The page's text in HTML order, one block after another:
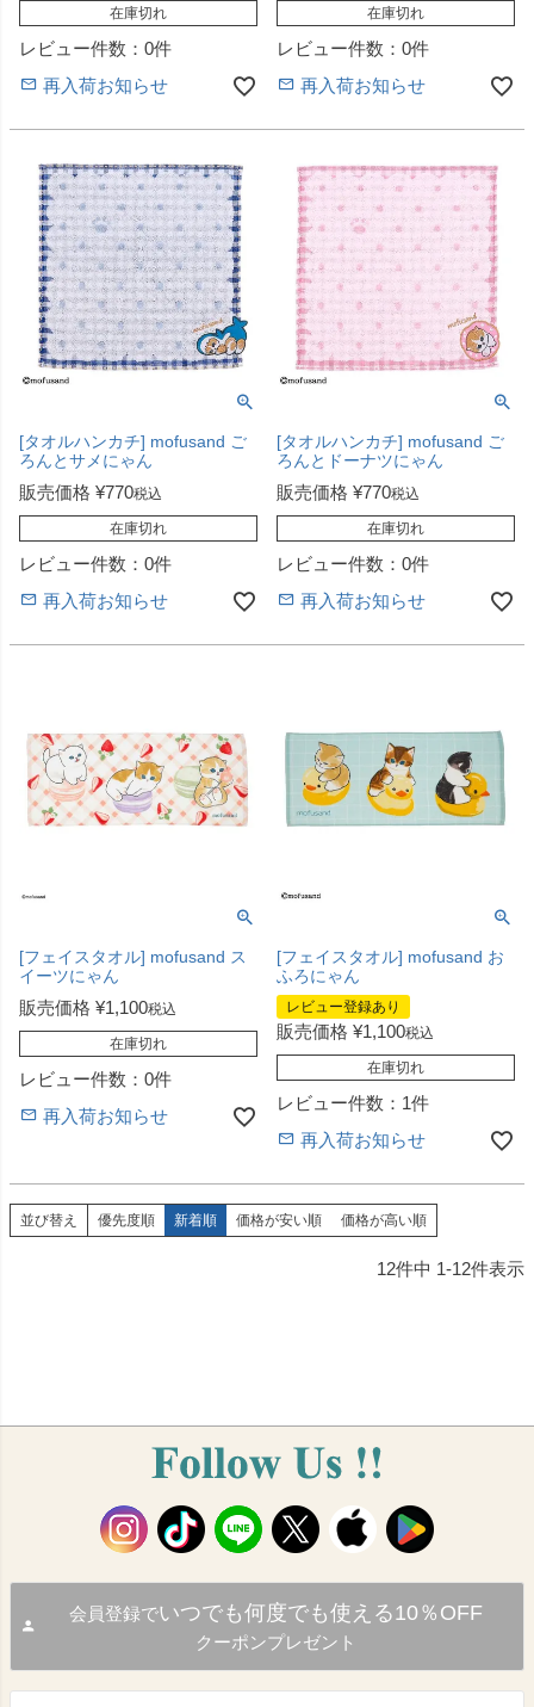
在庫切れ
レビュー件数：0件
再入荷お知らせ
在庫切れ
レビュー件数：0件
再入荷お知らせ
[タオルハンカチ] mofusand ご
ろんとサメにゃん
販売価格 ¥770税込
在庫切れ
レビュー件数：0件
再入荷お知らせ
[タオルハンカチ] mofusand ご
ろんとドーナツにゃん
販売価格 ¥770税込
在庫切れ
レビュー件数：0件
再入荷お知らせ
[フェイスタオル] mofusand ス
イーツにゃん
販売価格 ¥1,100税込
在庫切れ
レビュー件数：0件
再入荷お知らせ
[フェイスタオル] mofusand お
ふろにゃん
レビュー登録あり
販売価格 ¥1,100税込
在庫切れ
レビュー件数：1件
再入荷お知らせ
並び替え 優先度順 新着順 価格が安い順 価格が高い順
12件中 1-12件表示
会員登録でいつでも何度でも使える10％OFF
クーポンプレゼント